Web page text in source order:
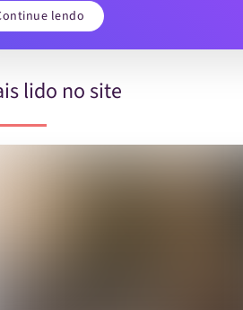
lendo
lido no site